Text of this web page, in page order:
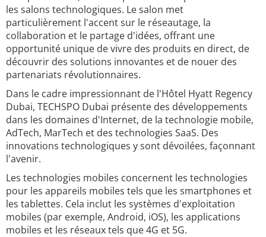
les salons technologiques. Le salon met
particulièrement l'accent sur le réseautage, la
collaboration et le partage d'idées, offrant une
opportunité unique de vivre des produits en direct, de
découvrir des solutions innovantes et de nouer des
partenariats révolutionnaires.
Dans le cadre impressionnant de l'Hôtel Hyatt Regency
Dubai, TECHSPO Dubai présente des développements
dans les domaines d'Internet, de la technologie mobile,
AdTech, MarTech et des technologies SaaS. Des
innovations technologiques y sont dévoilées, façonnant
l'avenir.
Les technologies mobiles concernent les technologies
pour les appareils mobiles tels que les smartphones et
les tablettes. Cela inclut les systèmes d'exploitation
mobiles (par exemple, Android, iOS), les applications
mobiles et les réseaux tels que 4G et 5G.